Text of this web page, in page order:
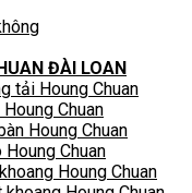
ĐÀI LOAN
tải Houng Chuan
Chuan
Houng Chuan
Chuan
Houng Chuan